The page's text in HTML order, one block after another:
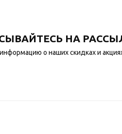
НА
о наших скидках и